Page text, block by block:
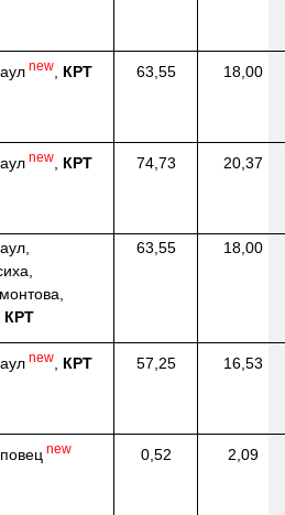
new КРТ 63,55 18,00
new КРТ 74,73 20,37
КРТ
63,55 18,00
new КРТ 57,25 16,53
new 0,52 2,09